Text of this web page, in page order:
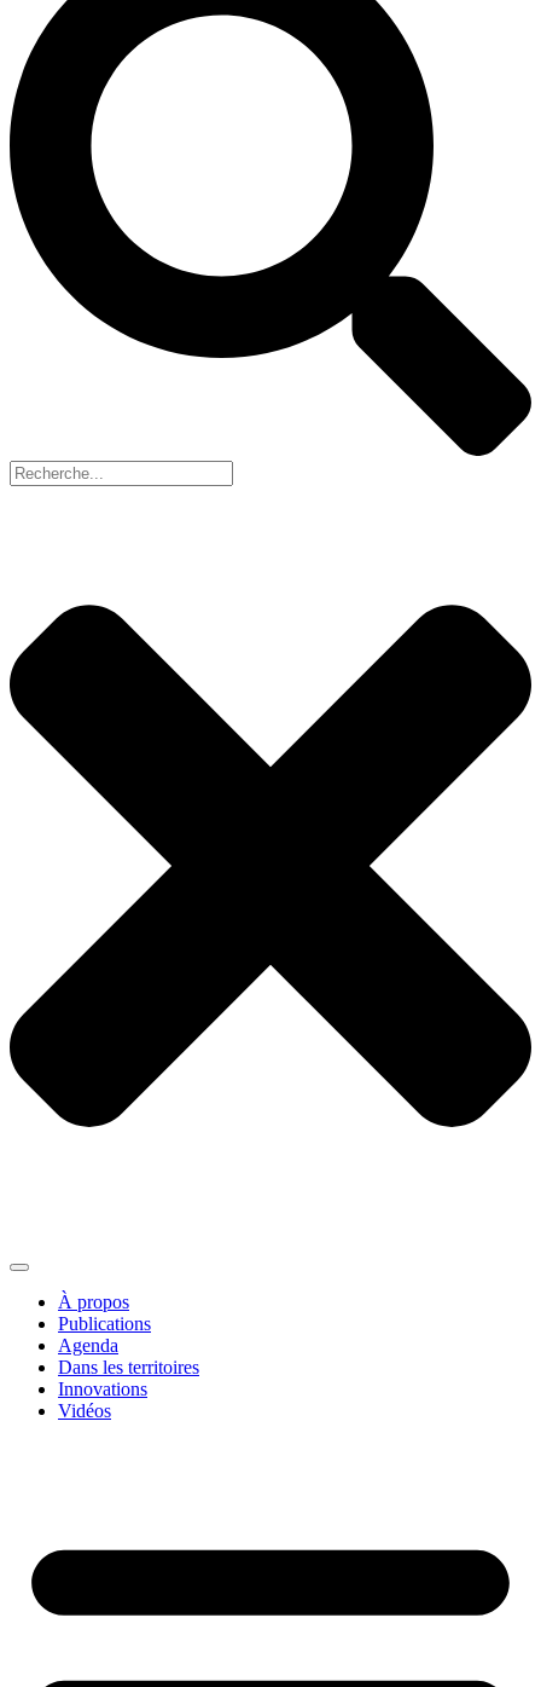
À propos
Publications
Agenda
Dans les territoires
Innovations
Vidéos